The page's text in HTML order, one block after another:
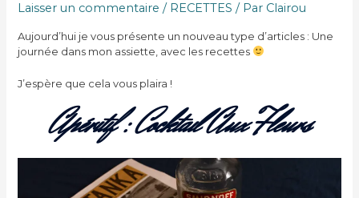
Laisser un commentaire / RECETTES / Par Clairou
Aujourd’hui je vous présente un nouveau type d’articles : Une
journée dans mon assiette, avec les recettes
J’espère que cela vous plaira !
ApÉritif : Cocktail Aux Fleurs